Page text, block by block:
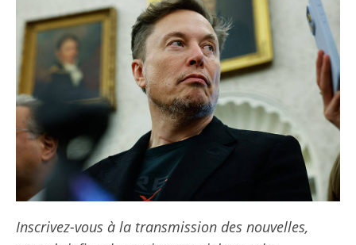
Inscrivez-vous à la transmission des nouvelles,